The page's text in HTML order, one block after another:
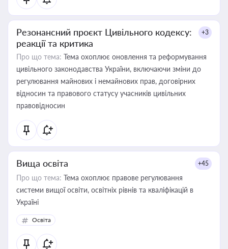
Резонансний проєкт Цивільного кодексу:
реакції та критика
+3
Про що тема: Тема охоплює оновлення та реформування
цивільного законодавства України, включаючи зміни до
регулювання майнових і немайнових прав, договірних
відносин та правового статусу учасників цивільних
правовідносин
Вища освіта +45
Про що тема: Тема охоплює правове регулювання
системи вищої освіти, освітніх рівнів та кваліфікацій в
Україні
Освіта